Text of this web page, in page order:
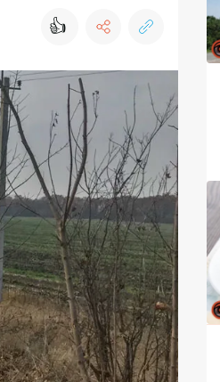
👍